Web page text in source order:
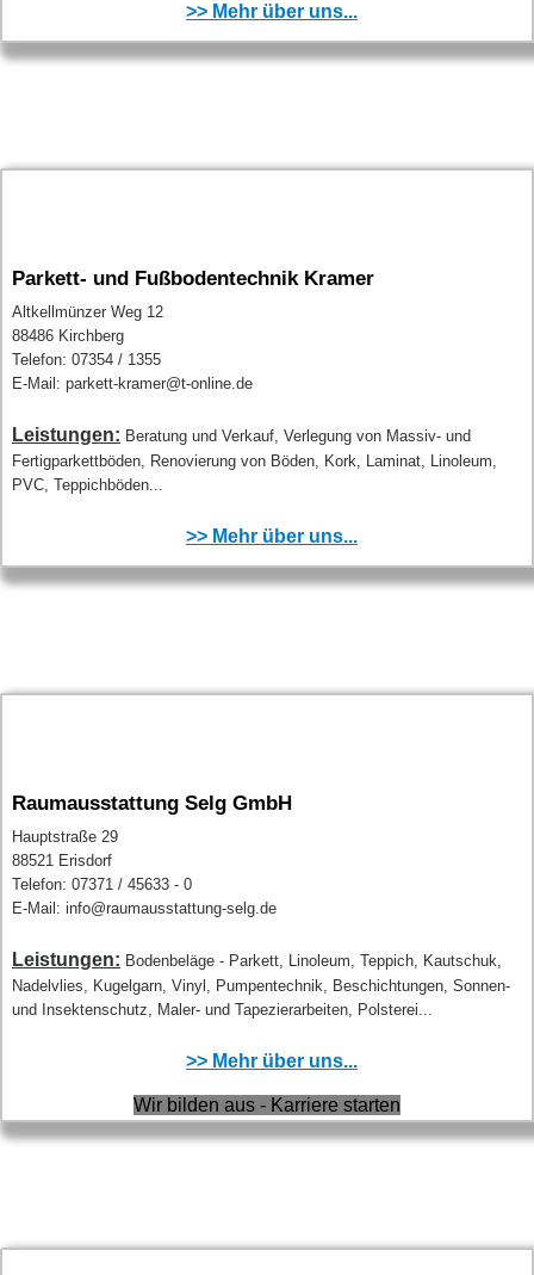
>> Mehr über uns...
Parkett- und Fußbodentechnik Kramer
Altkellmünzer Weg 12
88486 Kirchberg
Telefon: 07354 / 1355
E-Mail: parkett-kramer@t-online.de
Leistungen: Beratung und Verkauf, Verlegung von Massiv- und
Fertigparkettböden, Renovierung von Böden, Kork, Laminat, Linoleum,
PVC, Teppichböden...
>> Mehr über uns...
Raumausstattung Selg GmbH
Hauptstraße 29
88521 Erisdorf
Telefon: 07371 / 45633 - 0
E-Mail: info@raumausstattung-selg.de
Leistungen: Bodenbeläge - Parkett, Linoleum, Teppich, Kautschuk,
Nadelvlies, Kugelgarn, Vinyl, Pumpentechnik, Beschichtungen, Sonnen-
und Insektenschutz, Maler- und Tapezierarbeiten, Polsterei...
>> Mehr über uns...
Wir bilden aus - Karriere starten